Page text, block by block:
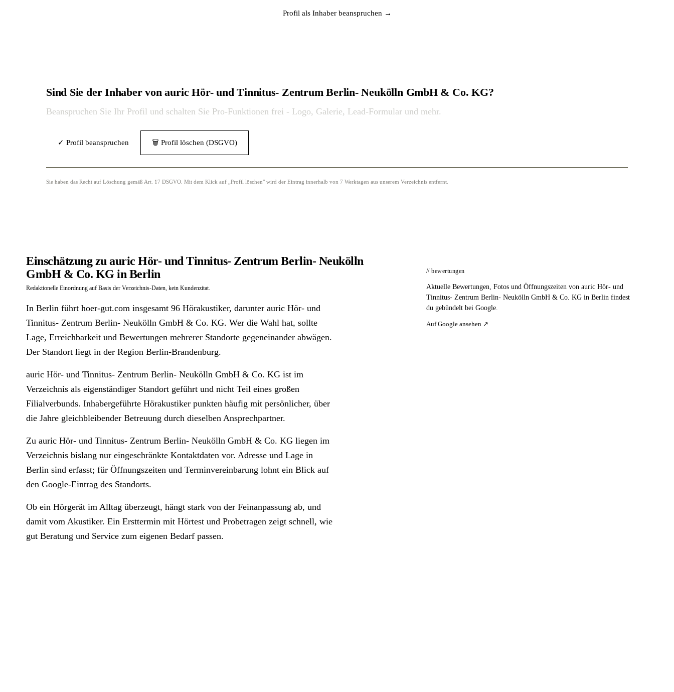
Profil als Inhaber beanspruchen →
Sind Sie der Inhaber von auric Hör- und Tinnitus- Zentrum Berlin- Neukölln GmbH & Co. KG?
Beanspruchen Sie Ihr Profil und schalten Sie Pro-Funktionen frei - Logo, Galerie, Lead-Formular und mehr.
✓ Profil beanspruchen 🗑 Profil löschen (DSGVO)
Sie haben das Recht auf Löschung gemäß Art. 17 DSGVO. Mit dem Klick auf „Profil löschen" wird der Eintrag innerhalb von 7 Werktagen aus unserem Verzeichnis entfernt.
Einschätzung zu auric Hör- und Tinnitus- Zentrum Berlin- Neukölln
GmbH & Co. KG in Berlin
Redaktionelle Einordnung auf Basis der Verzeichnis-Daten, kein Kundenzitat.
In Berlin führt hoer-gut.com insgesamt 96 Hörakustiker, darunter auric Hör- und
Tinnitus- Zentrum Berlin- Neukölln GmbH & Co. KG. Wer die Wahl hat, sollte
Lage, Erreichbarkeit und Bewertungen mehrerer Standorte gegeneinander abwägen.
Der Standort liegt in der Region Berlin-Brandenburg.
auric Hör- und Tinnitus- Zentrum Berlin- Neukölln GmbH & Co. KG ist im
Verzeichnis als eigenständiger Standort geführt und nicht Teil eines großen
Filialverbunds. Inhabergeführte Hörakustiker punkten häufig mit persönlicher, über
die Jahre gleichbleibender Betreuung durch dieselben Ansprechpartner.
Zu auric Hör- und Tinnitus- Zentrum Berlin- Neukölln GmbH & Co. KG liegen im
Verzeichnis bislang nur eingeschränkte Kontaktdaten vor. Adresse und Lage in
Berlin sind erfasst; für Öffnungszeiten und Terminvereinbarung lohnt ein Blick auf
den Google-Eintrag des Standorts.
Ob ein Hörgerät im Alltag überzeugt, hängt stark von der Feinanpassung ab, und
damit vom Akustiker. Ein Ersttermin mit Hörtest und Probetragen zeigt schnell, wie
gut Beratung und Service zum eigenen Bedarf passen.
// bewertungen
Aktuelle Bewertungen, Fotos und Öffnungszeiten von auric Hör- und
Tinnitus- Zentrum Berlin- Neukölln GmbH & Co. KG in Berlin findest
du gebündelt bei Google.
Auf Google ansehen ↗